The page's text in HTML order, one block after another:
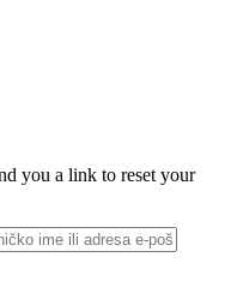
you a link to reset your